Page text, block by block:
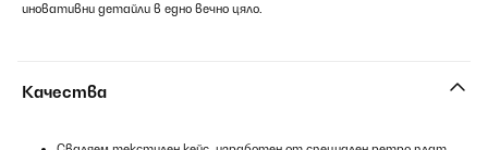
иновативни детайли в едно вечно цяло.
Качества